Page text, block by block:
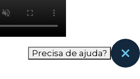
interagem com o site. Esses
a fornecer informações sobre
de visitantes, taxa de
tráfego, etc.
Precisa de ajuda?